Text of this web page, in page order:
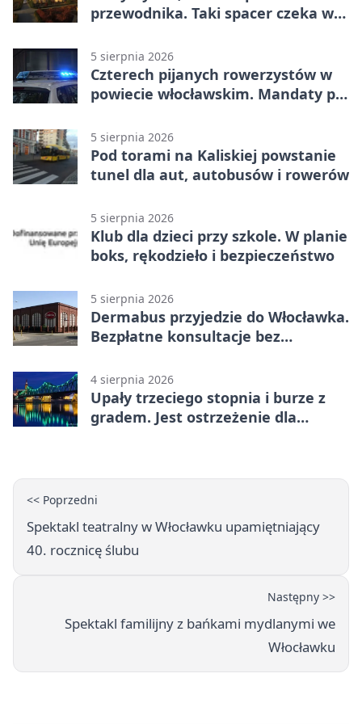
przewodnika. Taki spacer czeka we
5 sierpnia 2026
Czterech pijanych rowerzystów w
powiecie włocławskim. Mandaty po
5 sierpnia 2026
Pod torami na Kaliskiej powstanie
tunel dla aut, autobusów i rowerów
5 sierpnia 2026
Klub dla dzieci przy szkole. W planie
boks, rękodzieło i bezpieczeństwo
5 sierpnia 2026
Dermabus przyjedzie do Włocławka.
Bezpłatne konsultacje bez
4 sierpnia 2026
Upały trzeciego stopnia i burze z
gradem. Jest ostrzeżenie dla
<< Poprzedni
Spektakl teatralny w Włocławku upamiętniający
40. rocznicę ślubu
Następny >>
Spektakl familijny z bańkami mydlanymi we
Włocławku